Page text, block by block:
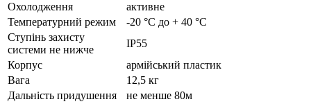
Охолодження
активне
Температурний режим
-20 °C до + 40 °C
Ступінь захисту
системи не нижче
IP55
Корпус
армійський пластик
Вага
12,5 кг
Дальність придушення
не менше 80м